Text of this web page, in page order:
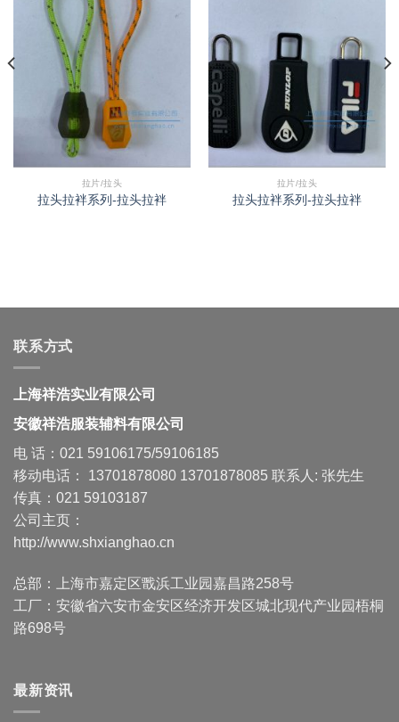
拉片/拉头
拉头拉袢系列-拉头拉袢
拉片/拉头
拉头拉袢系列-拉头拉袢
联系方式
上海祥浩实业有限公司
安徽祥浩服装辅料有限公司
电 话：021 59106175/59106185
移动电话： 13701878080 13701878085 联系人: 张先生
传真：021 59103187
公司主页：
http://www.shxianghao.cn
总部：上海市嘉定区戬浜工业园嘉昌路258号
工厂：安徽省六安市金安区经济开发区城北现代产业园梧桐
路698号
最新资讯